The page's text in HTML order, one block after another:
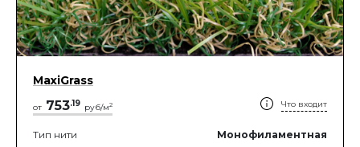
MaxiGrass
от 753.19 руб/м2 Что входит
Тип нити
Монофиламентная